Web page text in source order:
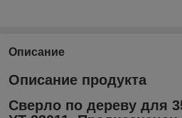
Описание
Описание продукта
Сверло по дереву для